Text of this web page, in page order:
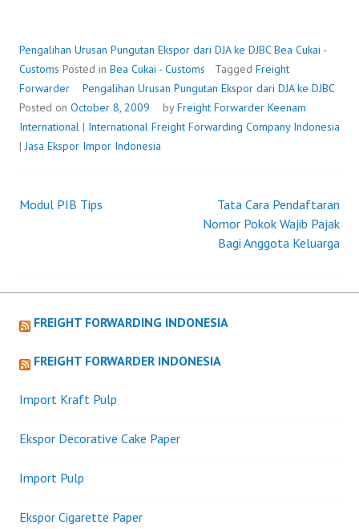
EKSPOR
DARI
DJA
KE
DJBC
Pengalihan Urusan Pungutan Ekspor dari DJA ke DJBC Bea Cukai -
Customs Posted in Bea Cukai - Customs Tagged Freight
Forwarder
Pengalihan Urusan Pungutan Ekspor dari DJA ke DJBC
Posted on October 8, 2009 byFreight Forwarder Keenam
International | International Freight Forwarding Company Indonesia
|Jasa Ekspor Impor Indonesia
Post
Modul PIB Tips
Tata Cara Pendaftaran
Nomor Pokok Wajib Pajak
Bagi Anggota Keluarga
FREIGHT FORWARDING INDONESIA
FREIGHT FORWARDER INDONESIA
Import Kraft Pulp
Ekspor Decorative Cake Paper
Import Pulp
Ekspor Cigarette Paper